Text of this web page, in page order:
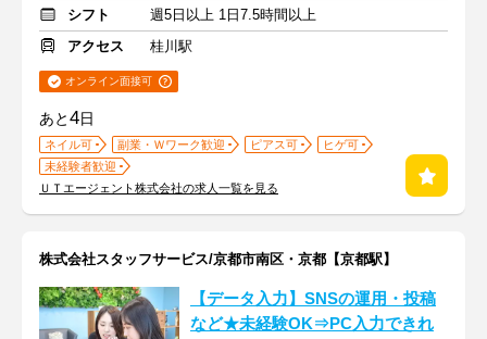
シフト
週5日以上 1日7.5時間以上
アクセス
桂川駅
オンライン面接可
あと4日
ネイル可 副業・Ｗワーク歓迎 ピアス可
ヒゲ可
未経験者歓迎
ＵＴエージェント株式会社の求人一覧を見る
株式会社スタッフサービス/京都市南区・京都【京都駅】
【データ入力】SNSの運用・投稿
など★未経験OK⇒PC入力できれ